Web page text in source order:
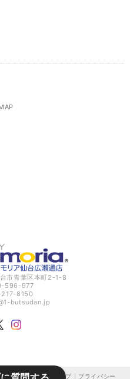
市青葉区本町2-1-8
596-977
217-8150
butsudan.jp
通 オンラインショップ | プライバシー